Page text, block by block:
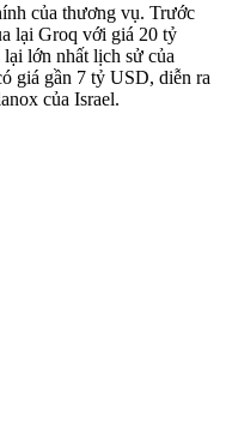
của thương vụ. Trước
lại Groq với giá 20 tỷ
lớn nhất lịch sử của
giá gần 7 tỷ USD, diễn ra
của Israel.